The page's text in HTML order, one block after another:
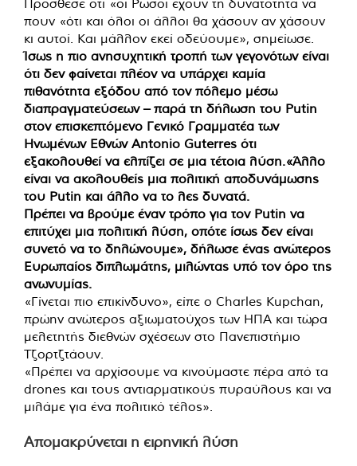
πουν «ότι και όλοι οι άλλοι θα χάσουν αν χάσουν
κι αυτοί. Και μάλλον εκεί οδεύουμε», σημείωσε.
Ίσως η πιο ανησυχητική τροπή των γεγονότων είναι
ότι δεν φαίνεται πλέον να υπάρχει καμία
πιθανότητα εξόδου από τον πόλεμο μέσω
διαπραγματεύσεων – παρά τη δήλωση του Putin
στον επισκεπτόμενο Γενικό Γραμματέα των
Ηνωμένων Εθνών Antonio Guterres ότι
εξακολουθεί να ελπίζει σε μια τέτοια λύση.«Άλλο
είναι να ακολουθείς μια πολιτική αποδυνάμωσης
του Putin και άλλο να το λες δυνατά.
Πρέπει να βρούμε έναν τρόπο για τον Putin να
επιτύχει μια πολιτική λύση, οπότε ίσως δεν είναι
συνετό να το δηλώνουμε», δήλωσε ένας ανώτερος
Ευρωπαίος διπλωμάτης, μιλώντας υπό τον όρο της
ανωνυμίας.
«Γίνεται πιο επικίνδυνο», είπε ο Charles Kupchan,
πρώην ανώτερος αξιωματούχος των ΗΠΑ και τώρα
μελετητής διεθνών σχέσεων στο Πανεπιστήμιο
Τζορτζτάουν.
«Πρέπει να αρχίσουμε να κινούμαστε πέρα από τα
drones και τους αντιαρματικούς πυραύλους και να
μιλάμε για ένα πολιτικό τέλος».
Απομακρύνεται η ειρηνική λύση